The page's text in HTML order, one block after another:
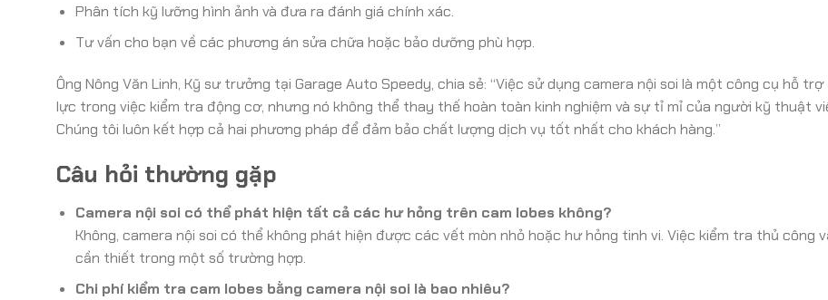
Phân tích kỹ lưỡng hình ảnh và đưa ra đánh giá chính xác.
Tư vấn cho bạn về các phương án sửa chữa hoặc bảo dưỡng phù hợp.
Ông Nông Văn Linh, Kỹ sư trưởng tại Garage Auto Speedy, chia sẻ: “Việc sử dụng camera nội soi là một công cụ hỗ trợ
lực trong việc kiểm tra động cơ, nhưng nó không thể thay thế hoàn toàn kinh nghiệm và sự tỉ mỉ của người kỹ thuật
Chúng tôi luôn kết hợp cả hai phương pháp để đảm bảo chất lượng dịch vụ tốt nhất cho khách hàng.”
Câu hỏi thường gặp
Camera nội soi có thể phát hiện tất cả các hư hỏng trên cam lobes không?
Không, camera nội soi có thể không phát hiện được các vết mòn nhỏ hoặc hư hỏng tinh vi. Việc kiểm tra thủ công
cần thiết trong một số trường hợp.
Chi phí kiểm tra cam lobes bằng camera nội soi là bao nhiêu?